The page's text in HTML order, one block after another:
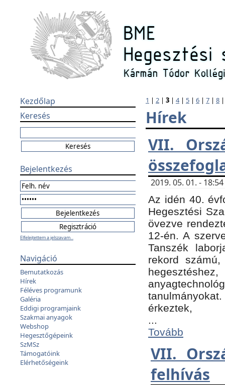
Kezdőlap
Keresés
Bejelentkezés
Elfelejtettem a jelszavam...
Navigáció
Bemutatkozás
Hírek
Féléves programunk
Galéria
Eddigi programjaink
Szakmai anyagok
Webshop
Hegesztőgépeink
SzMSz
Támogatóink
Elérhetőségeink
1 | 2 | 3 | 4| 5 | 6 | 7 | 8
Hírek
VII.
2019. 05. 01. -
Az idén 40.
Hegesztési
övezve
12-én. A
Tanszék
rekord
érkeztek,
...
Tovább
VII.
felhívás